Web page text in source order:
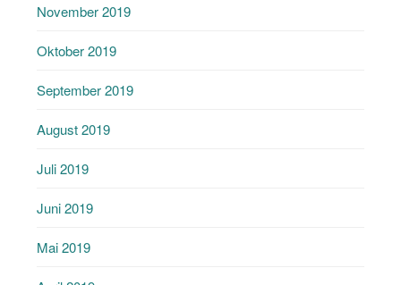
November 2019
Oktober 2019
September 2019
August 2019
Juli 2019
Juni 2019
Mai 2019